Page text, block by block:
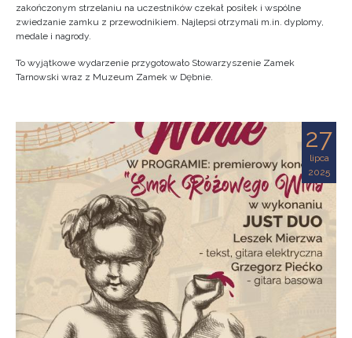
zakończonym strzelaniu na uczestników czekał posiłek i wspólne
zwiedzanie zamku z przewodnikiem. Najlepsi otrzymali m.in. dyplomy,
medale i nagrody.
To wyjątkowe wydarzenie przygotowało Stowarzyszenie Zamek
Tarnowski wraz z Muzeum Zamek w Dębnie.
27
lipca
2025